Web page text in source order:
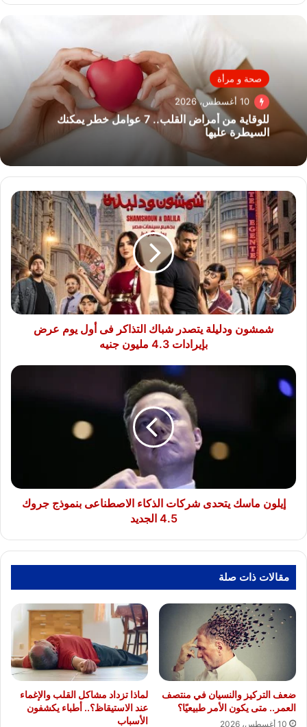
صحة و مرأة
10 أغسطس، 2026
للوقاية من أمراض القلب.. 7 عوامل خطر يمكنك
السيطرة عليها
شمشون
ودليلة
يتصدر
شباك
التذاكر
فى
أول
يوم
عرض
بإيرادات
جنيه
شمشون ودليلة يتصدر شباك التذاكر فى أول يوم عرض
بإيرادات 4.3 مليون جنيه
إيلون
ماسك
يتحدى
4.5
الجديد
إيلون ماسك يتحدى شركات الذكاء الاصطناعى بنموذج جروك
4.5 الجديد
مقالات ذات صلة
ضعف التركيز والنسيان في منتصف
العمر.. متى يكون الأمر طبيعيًا؟
10 أغسطس، 2026
لماذا تزداد مشاكل القلب والإغماء
عند الاستيقاظ؟.. أطباء يكشفون
الأسباب